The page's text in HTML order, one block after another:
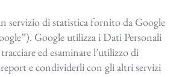
servizio di statistica fornito da Google
Google utilizza i Dati Personali
ed esaminare l’utilizzo di
e condividerli con gli altri servizi